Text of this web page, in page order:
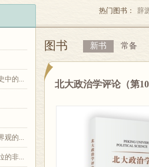
中的...
观的...
的非...
热门图书： 辞
图书 新书 常备
北大政治学评论（第